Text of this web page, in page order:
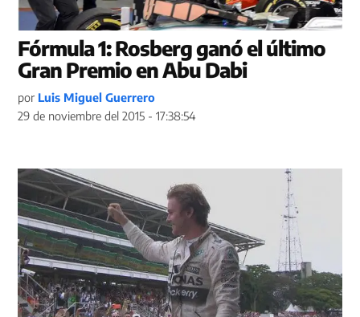
Fórmula 1: Rosberg ganó el último
Gran Premio en Abu Dabi
por Luis Miguel Guerrero
29 de noviembre del 2015 - 17:38:54